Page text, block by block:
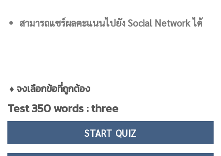
สามารถแชร์ผลคะแนนไปยัง Social Network ได้
♦ จงเลือกข้อที่ถูกต้อง
Test 350 words : three
START QUIZ